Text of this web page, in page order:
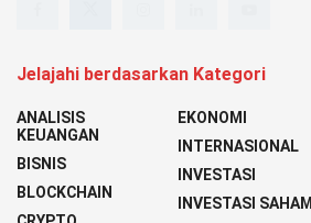
Jelajahi berdasarkan Kategori
ANALISIS
KEUANGAN
BISNIS
BLOCKCHAIN
EKONOMI
INTERNASIONAL
INVESTASI
INVESTASI SAHAM